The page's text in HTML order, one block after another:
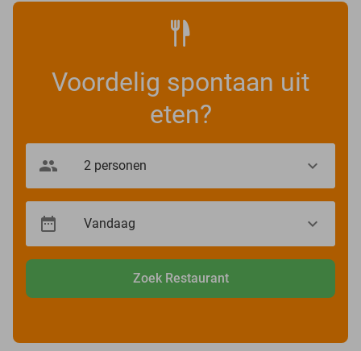
Voordelig spontaan uit
eten?
Zoek Restaurant